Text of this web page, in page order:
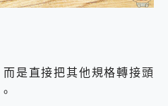
是直接把其他規格轉接頭